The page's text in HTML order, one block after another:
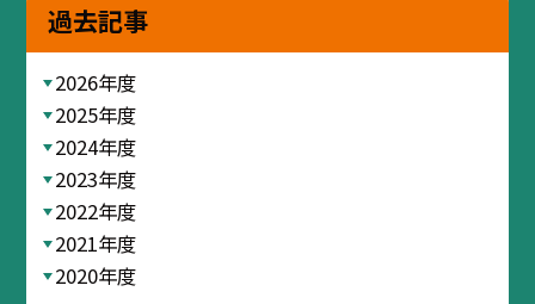
過去記事
2026年度
2025年度
2024年度
2023年度
2022年度
2021年度
2020年度